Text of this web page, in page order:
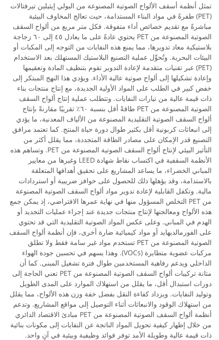
تمثل أنظمة أسقف الألواح الصوتية المصنوعة من البولي إيثيلين تيرفتالات
(PET) طفرةً في مواد البناء المستدامة، حيث تعالج المخاوف البيئية
مباشرةً مع تقديم خصائص أداء متفوقة. فكل متر مربع من ألواح السقف
الصوتية المصنوعة من PET يحتوي عادةً على ما يعادل ٤٥ إلى ٦٠ زجاجة
بلاستيكية معاد تدويرها، مما يمنع هذه النفايات من التوجه إلى المكبات أو
البيئات البحرية. وتُحوِّل عملية التصنيع البلاستيك المستهلك بعد الاستخدام
(PET) عبر تقنيات متقدمة لإعادة التدوير تقوم بتنظيف المادة وتعقيمها
وإعادة تشكيلها إلى ألواح صوتية عالية الأداء. ويؤدي هذا النهج المبتكر إلى
خفض كبير في الطلب على المواد الأولية الجديدة، مع إنتاج منتجات بناء
ذات قيمة عالية من تيارات النفايات. وتتطلب عملية إنتاج ألواح السقف
الصوتية المصنوعة من PET طاقةً أقل بنسبة ٦٠٪ تقريبًا مقارنةً بإنتاج
ألواح السقف الصوتية التقليدية المصنوعة من الألياف المعدنية، ما يؤدي
إلى انبعاثات كربونية أقل بكثير طوال دورة حياة المنتج. كما تعتمد مرافق
التصنيع قدر الإمكان على مصادر الطاقة المتجددة، مما يقلل أكثر من
التأثير البيئي لإنتاج ألواح السقف الصوتية المصنوعة من PET. وتساهم هذه
الأنظمة السقفية في اكتساب نقاط شهادة LEED وغيرها من معايير
المباني الخضراء، ما يساعد المشاريع على تحقيق أهدافها المتعلقة
بالاستدامة، وقد يؤهلها ذلك للحصول على حوافز ضريبية أو استردادات
مالية. وتكفل القابلية لإعادة تدوير مواد ألواح السقف الصوتية المصنوعة
من PET التخلص المسؤول منها في نهاية عمرها الافتراضي، إذ يمكن جمع
هذه الألواح ومعالجتها لإنتاج منتجات جديدة عند إجراء عمليات التجديد أو
الهدم في المباني. وعلى عكس المواد الصوتية التقليدية التي قد تحتوي
على الفورمالديهايد أو مواد كيميائية ضارة أخرى، فإن أنظمة ألواح السقف
الصوتية المصنوعة من PET تستخدم مواد غير سامة فقط ولا تطلق
مركبات عضوية متطايرة (VOCs). وهذا يسهم في تحسين جودة الهواء
الداخلي ويدعم رفاهية المستخدمين طوال فترة تشغيل المبنى. كما أن
متانة تركيبات ألواح السقف الصوتية المصنوعة من PET تعني الحاجة إلى
دورات استبدال أقل، ما يقلل من استهلاك الموارد على المدى الطويل
وتوليد النفايات. ويزداد كفاءة النقل بفضل خفة وزن هذه الألواح، مما يقلل
من استهلاك الوقود والانبعاثات أثناء التوصيل إلى مواقع المشاريع. وتدعم
أنظمة ألواح السقف الصوتية المصنوعة من PET مبادئ الاقتصاد الدائري
من خلال إظهار كيفية تحويل المواد الناتجة عن النفايات إلى مكونات بنائية
ذات قيمة عالية وطويلة الأمد توفر فوائد وظيفية وبيئية في آنٍ واحد.